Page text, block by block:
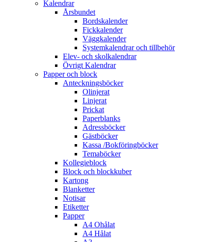
Kalendrar
Årsbundet
Bordskalender
Fickkalender
Väggkalender
Systemkalendrar och tillbehör
Elev- och skolkalendrar
Övrigt Kalendrar
Papper och block
Anteckningsböcker
Olinjerat
Linjerat
Prickat
Paperblanks
Adressböcker
Gästböcker
Kassa /Bokföringböcker
Temaböcker
Kollegieblock
Block och blockkuber
Kartong
Blanketter
Notisar
Etiketter
Papper
A4 Ohålat
A4 Hålat